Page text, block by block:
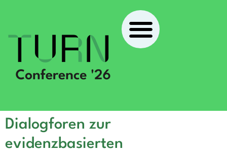
Dialogforen zur
evidenzbasierten